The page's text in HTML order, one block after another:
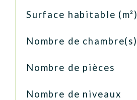
Surface habitable (m²)
Nombre de chambre(s)
Nombre de pièces
Nombre de niveaux